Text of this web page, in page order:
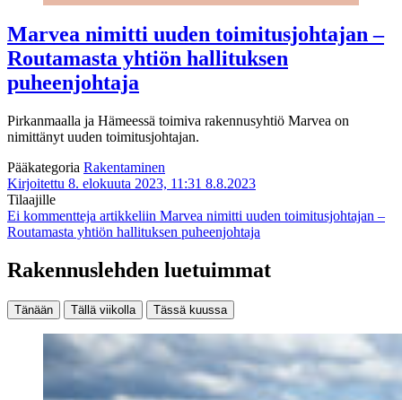
Marvea nimitti uuden toimitusjohtajan –
Routamasta yhtiön hallituksen
puheenjohtaja
Pirkanmaalla ja Hämeessä toimiva rakennusyhtiö Marvea on
nimittänyt uuden toimitusjohtajan.
Pääkategoria Rakentaminen
Kirjoitettu 8. elokuuta 2023, 11:31 8.8.2023
Tilaajille
Ei kommentteja artikkeliin Marvea nimitti uuden toimitusjohtajan –
Routamasta yhtiön hallituksen puheenjohtaja
Rakennuslehden luetuimmat
Tänään Tällä viikolla Tässä kuussa